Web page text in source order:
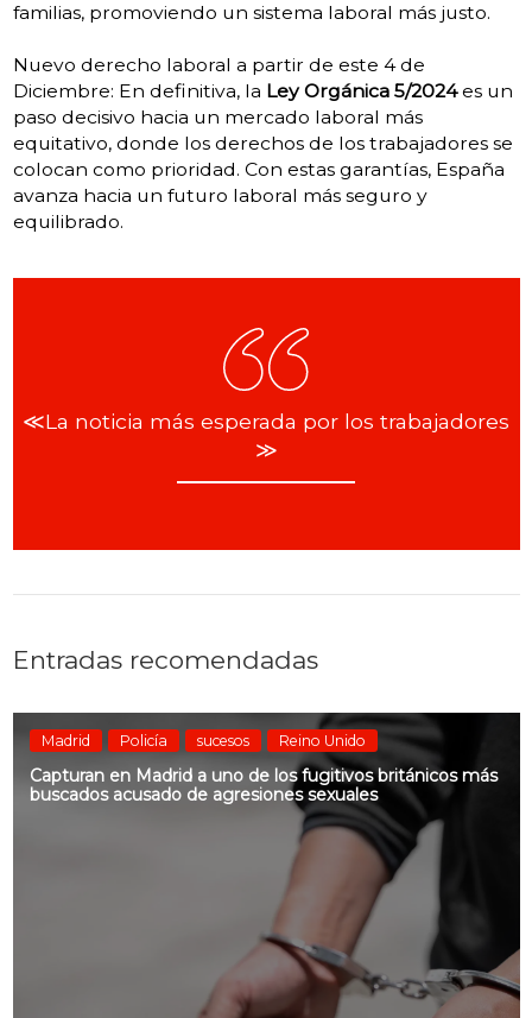
familias, promoviendo un sistema laboral más justo.
Nuevo derecho laboral a partir de este 4 de
Diciembre: En definitiva, la Ley Orgánica 5/2024es un
paso decisivo hacia un mercado laboral más
equitativo, donde los derechos de los trabajadores se
colocan como prioridad. Con estas garantías, España
avanza hacia un futuro laboral más seguro y
equilibrado.
≪La noticia más esperada por los trabajadores
≫
Entradas recomendadas
Madrid Policía sucesos Reino Unido
Capturan en Madrid a uno de los fugitivos británicos más
buscados acusado de agresiones sexuales